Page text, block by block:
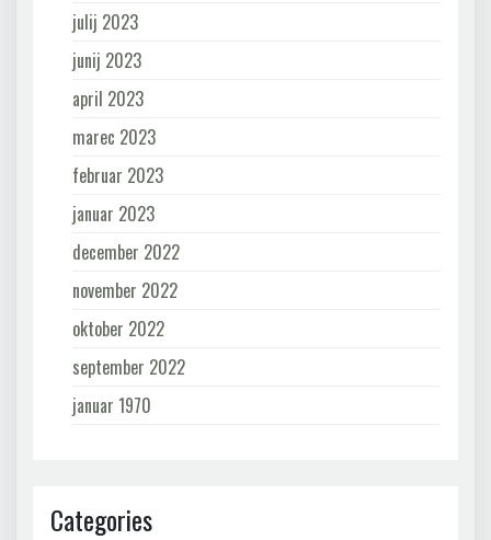
julij 2023
junij 2023
april 2023
marec 2023
februar 2023
januar 2023
december 2022
november 2022
oktober 2022
september 2022
januar 1970
Categories